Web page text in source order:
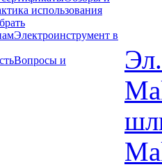
использования
Электроинструмент в
Вопросы и